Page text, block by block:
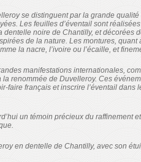
se distinguent par la grande
Les feuilles d’éventail sont
dentelle noire de Chantilly, et décorées
de la nature. Les montures, quant
la nacre, l’ivoire ou l’écaille, et
manifestations internationales,
renommée de Duvelleroy. Ces
faire français et inscrire l’éventail dans
un témoin précieux du raffinement
en dentelle de Chantilly, avec son